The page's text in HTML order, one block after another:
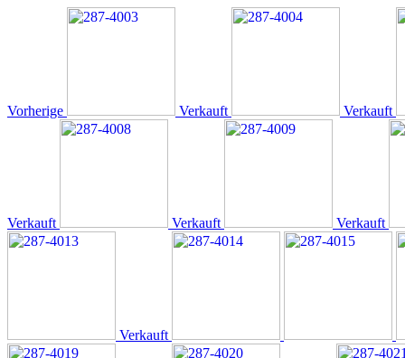
Vorherige Verkauft Verkauft
Verkauft Verkauft Verkauft
Verkauft